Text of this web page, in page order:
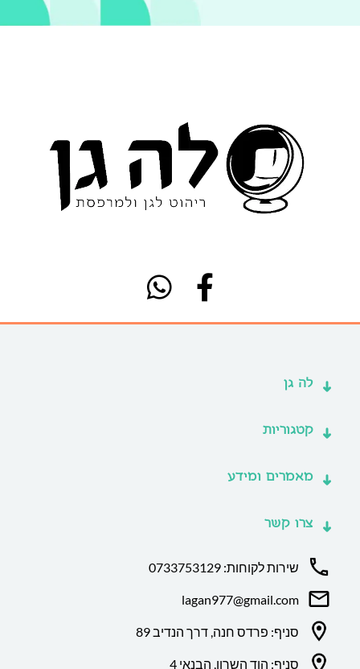
לה גן
קטגוריות
מאמרים ומידע
צרו קשר
שירות לקוחות: 0733753129
lagan977@gmail.com
סניף: פרדס חנה, דרך הנדיב 89
סניף: הוד השרון, הבנאי 4